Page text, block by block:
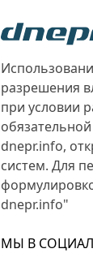
разрешения
при условии
dnepr.info,
систем. Для
dnepr.info"
МЫ В